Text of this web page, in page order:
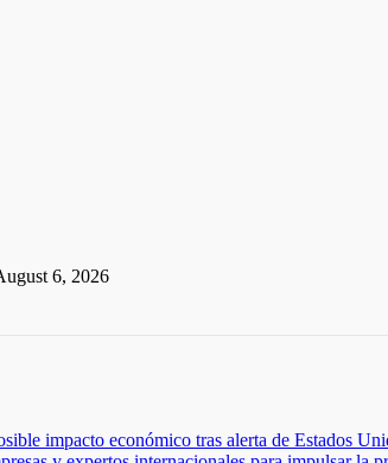
6, 2026
impacto económico tras alerta de Estados